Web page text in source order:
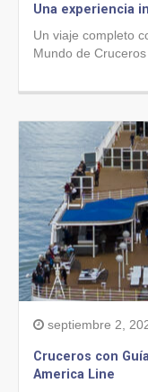
Una experiencia
Un viaje completo
Mundo de Cruceros
septiembre 2,
Cruceros con
America Line